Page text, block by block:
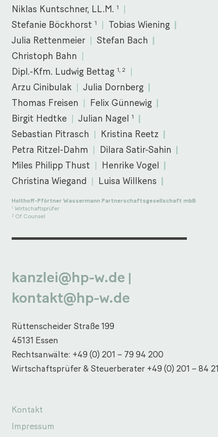
Niklas Kuntschner, LL.M. 1
Stefanie Böckhorst 1
Tobias Wiening
Julia Rettenmeier
Stefan Bach
Christoph Bahn
Dipl.-Kfm. Ludwig Bettag 1, 2
Arzu Cinibulak
Julia Dornberg
Thomas Freisen
Felix Günnewig
Birgit Hedtke
Julian Nagel 1
Sebastian Pitrasch
Kristina Reetz
Petra Ritzel-Dahm
Dilara Satir-Sahin
Miles Philipp Thust
Henrike Vogel
Christina Wiegand
Luisa Willkens
Holthoff-Pförtner Wassermann Partnerschaftsgesellschaft mbB
1 Wirtschaftsprüfer
2 Of Counsel
kanzlei@hp-w.de |
kontakt@hp-w.de
Rüttenscheider Straße 199
45131 Essen
Rechtsanwälte: +49 (0) 201 – 79 94 200
Wirtschaftsprüfer & Steuerberater +49 (0) 201 – 84
Kontakt
Impressum